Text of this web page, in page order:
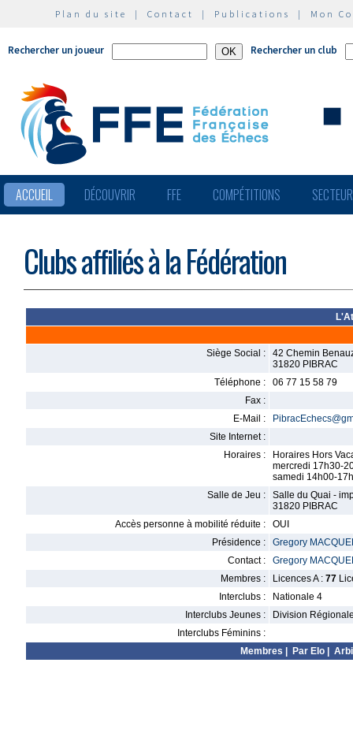
Plan du site | Contact | Publications | Mon
Rechercher un joueur Rechercher un club
ACCUEIL DÉCOUVRIR FFE COMPÉTITIONS
Clubs affiliés à la Fédération
Siège Social :
42 Chemin
31820 PIBRAC
Téléphone :
06 77 15 58 79
Fax :
E-Mail :
Site Internet :
Horaires :
Horaires Hors
mercredi 17h30-
samedi 14h00-
Salle de Jeu :
Salle du Quai -
31820 PIBRAC
Accès personne à mobilité réduite :
OUI
Présidence :
Gregory
Contact :
Gregory
Membres :
Licences A : 77
Interclubs :
Nationale 4
Interclubs Jeunes :
Division
Interclubs Féminins :
Membres
Par Elo